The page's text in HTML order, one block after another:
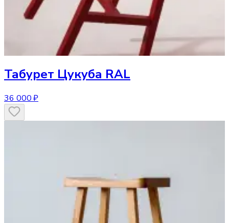
Табурет Цукуба RAL
36 000 ₽